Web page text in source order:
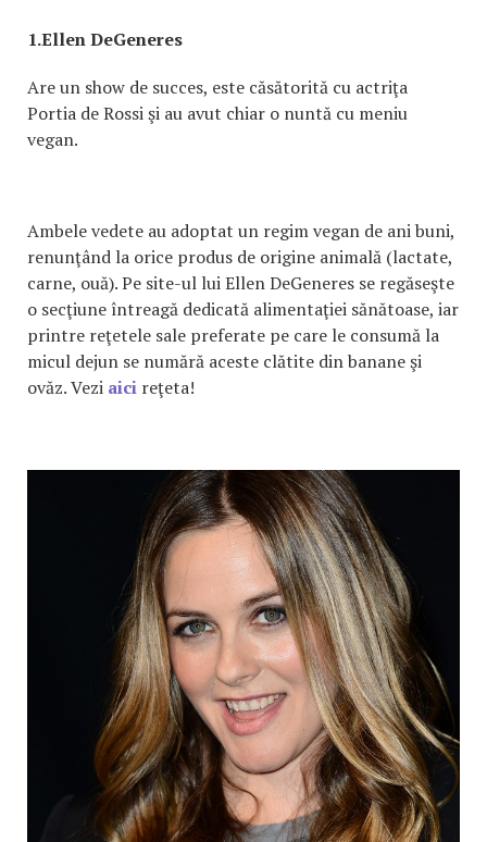
1.Ellen DeGeneres
Are un show de succes, este căsătorită cu actriţa
Portia de Rossi şi au avut chiar o nuntă cu meniu
vegan.
Ambele vedete au adoptat un regim vegan de ani buni,
renunţând la orice produs de origine animală (lactate,
carne, ouă). Pe site-ul lui Ellen DeGeneres se regăseşte
o secţiune întreagă dedicată alimentaţiei sănătoase, iar
printre reţetele sale preferate pe care le consumă la
micul dejun se numără aceste clătite din banane şi
ovăz. Vezi aici reţeta!